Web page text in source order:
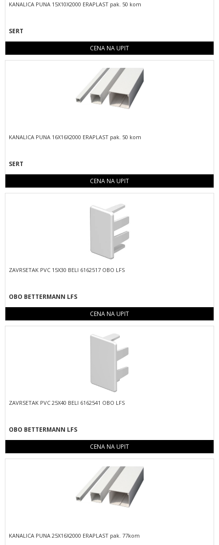
KANALICA PUNA 15X10X2000 ERAPLAST pak. 50 kom
SERT
CENA NA UPIT
KANALICA PUNA 16X16X2000 ERAPLAST pak. 50 kom
SERT
CENA NA UPIT
ZAVRSETAK PVC 15X30 BELI 6162517 OBO LFS
OBO BETTERMANN LFS
CENA NA UPIT
ZAVRSETAK PVC 25X40 BELI 6162541 OBO LFS
OBO BETTERMANN LFS
CENA NA UPIT
KANALICA PUNA 25X16X2000 ERAPLAST pak. 77kom